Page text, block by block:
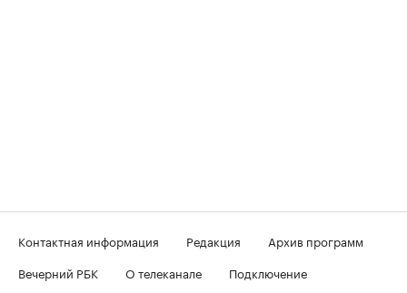
Контактная информация Редакция
Архив программ
Вечерний РБК
О телеканале
Подключение